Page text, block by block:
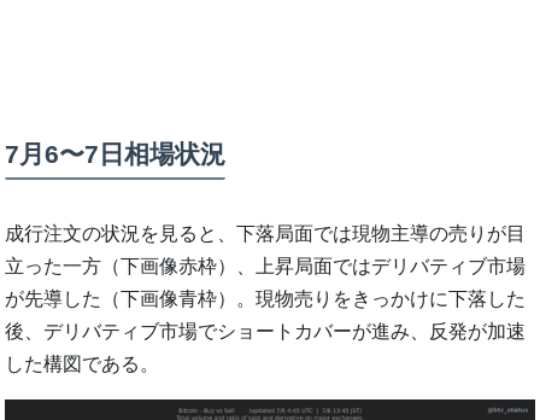
7月6〜7日相場状況
成行注文の状況を見ると、下落局面では現物主導の売りが目
立った一方（下画像赤枠）、上昇局面ではデリバティブ市場
が先導した（下画像青枠）。現物売りをきっかけに下落した
後、デリバティブ市場でショートカバーが進み、反発が加速
した構図である。